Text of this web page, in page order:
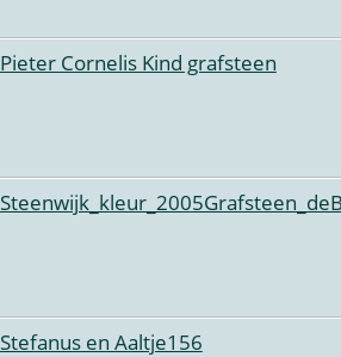
Pieter Cornelis Kind grafsteen
Stefanus en Aaltje156